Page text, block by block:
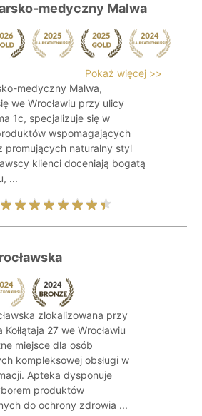
medyczny Malwa
Pokaż więcej >>
medyczny Malwa,
we Wrocławiu przy ulicy
1c, specjalizuje się w
wspomagających
promujących naturalny styl
klienci doceniają bogatą
...
zlokalizowana przy
27 we Wrocławiu
miejsce dla osób
kompleksowej obsługi w
Apteka dysponuje
produktów
do ochrony zdrowia ...